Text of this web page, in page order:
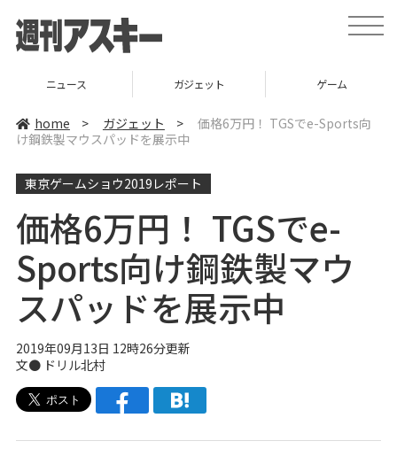
t
o
a
v
ニュース ガジェット ゲーム
home > ガジェット >
価格6万円！ TGSでe-Sports向
け鋼鉄製マウスパッドを展示中
東京ゲームショウ2019レポート
価格6万円！ TGSでe-
Sports向け鋼鉄製マウ
スパッドを展示中
2019年09月13日 12時26分更新
文● ドリル北村